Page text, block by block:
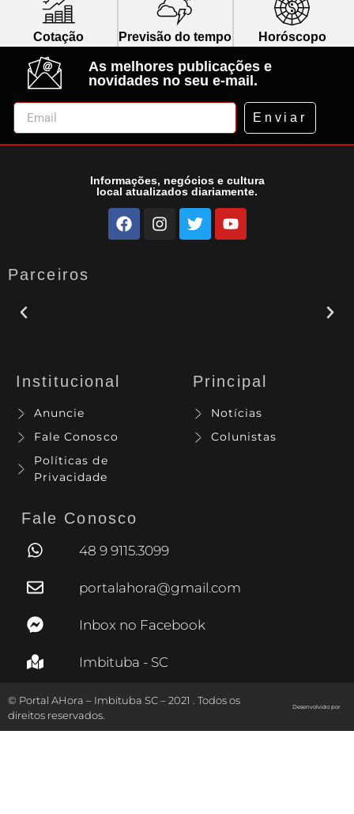
Cotação Previsão do tempo Horóscopo
As melhores publicações e
novidades no seu e-mail.
Enviar
Informações, negócios e cultura
local atualizados diariamente.
Parceiros
Institucional
Anuncie
Fale Conosco
Políticas de
Privacidade
Principal
Notícias
Colunistas
Fale Conosco
48 9 9115.3099
portalahora@gmail.com
Inbox no Facebook
Imbituba - SC
© Portal AHora – Imbituba SC – 2021 . Todos os
direitos reservados.
Desenvolvido por